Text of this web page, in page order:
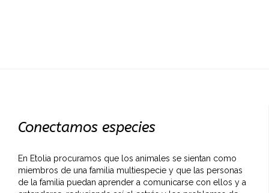
Conectamos especies
En Etolia procuramos que los animales se sientan como
miembros de una familia multiespecie y que las personas
de la familia puedan aprender a comunicarse con ellos y a